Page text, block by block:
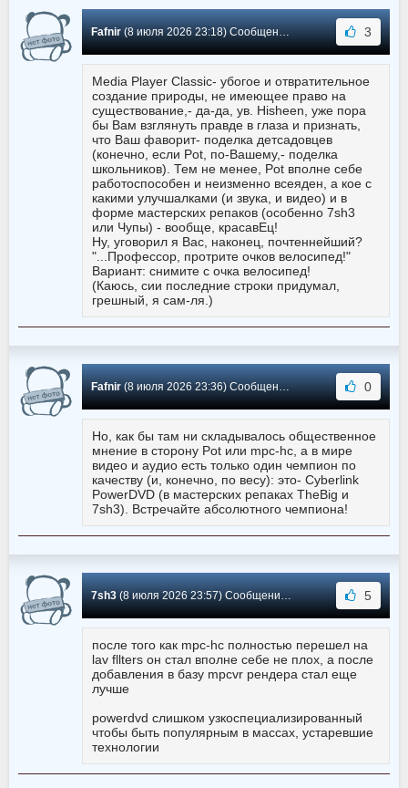
Fafnir(8 июля 2026 23:18) Сообщение #5740 3
Media Player Classic- убогое и отвратительное
создание природы, не имеющее право на
существование,- да-да, ув. Hisheen, уже пора
бы Вам взглянуть правде в глаза и признать,
что Ваш фаворит- поделка детсадовцев
(конечно, если Pot, по-Вашему,- поделка
школьников). Тем не менее, Pot вполне себе
работоспособен и неизменно всеяден, а кое с
какими улучшалками (и звука, и видео) и в
форме мастерских репаков (особенно 7sh3
или Чупы) - вообще, красавЕц!
Ну, уговорил я Вас, наконец, почтеннейший?
"...Профессор, протрите очков велосипед!"
Вариант: снимите с очка велосипед!
(Каюсь, сии последние строки придумал,
грешный, я сам-ля.)
Fafnir(8 июля 2026 23:36) Сообщение #5739 0
Но, как бы там ни складывалось общественное
мнение в сторону Pot или mpc-hc, а в мире
видео и аудио есть только один чемпион по
качеству (и, конечно, по весу): это- Cyberlink
PowerDVD (в мастерских репаках TheBig и
7sh3). Встречайте абсолютного чемпиона!
7sh3(8 июля 2026 23:57) Сообщение #5738 5
после того как mpc-hc полностью перешел на
lav fllters он стал вполне себе не плох, а после
добавления в базу mpcvr рендера стал еще
лучше
powerdvd слишком узкоспециализированный
чтобы быть популярным в массах, устаревшие
технологии